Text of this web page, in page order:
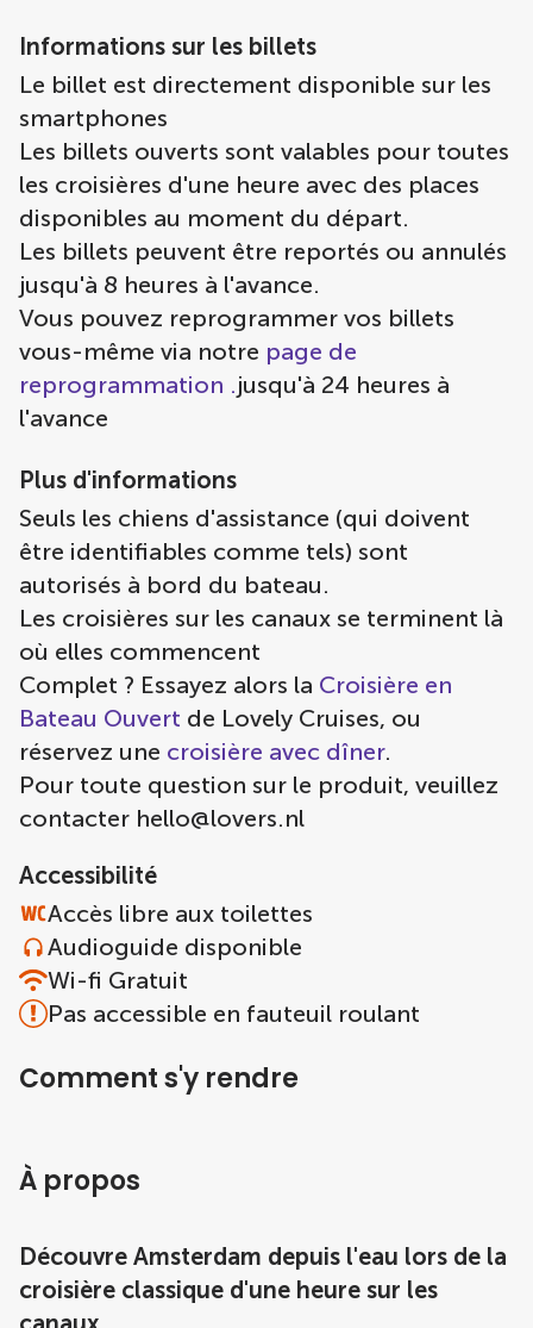
Informations sur les billets
Le billet est directement disponible sur les
smartphones
Les billets ouverts sont valables pour toutes
les croisières d'une heure avec des places
disponibles au moment du départ.
Les billets peuvent être reportés ou annulés
jusqu'à 8 heures à l'avance.
Vous pouvez reprogrammer vos billets
vous-même via notre page de
reprogrammation .jusqu'à 24 heures à
l'avance
Plus d'informations
Seuls les chiens d'assistance (qui doivent
être identifiables comme tels) sont
autorisés à bord du bateau.
Les croisières sur les canaux se terminent là
où elles commencent
Complet ? Essayez alors la Croisière en
Bateau Ouvert de Lovely Cruises, ou
réservez une croisière avec dîner.
Pour toute question sur le produit, veuillez
contacter hello@lovers.nl
Accessibilité
Accès libre aux toilettes
Audioguide disponible
Wi-fi Gratuit
Pas accessible en fauteuil roulant
Comment s'y rendre
À propos
Découvre Amsterdam depuis l'eau lors de la
croisière classique d'une heure sur les